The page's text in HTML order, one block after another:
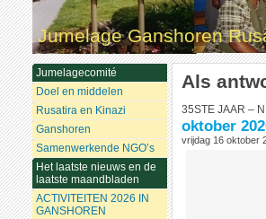
Jumelage Ganshoren
Als
35STE JAAR –
oktober
vrijdag 16 oktober
Jumelagecomité
Doel en middelen
Rusatira en Kinazi
Ganshoren
Samenwerkende NGO’s
Het laatste nieuws en de
laatste maandbladen
ACTIVITEITEN 2026 IN
GANSHOREN